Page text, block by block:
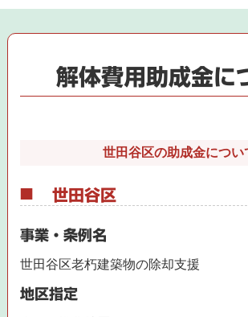
解体費用助成金に
世田谷区の助成金につい
世田谷区
事業・条例名
世田谷区老朽建築物の除却支援
地区指定